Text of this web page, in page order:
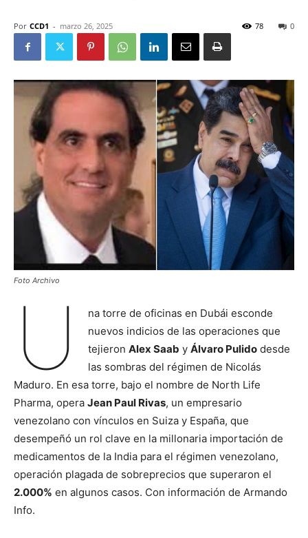
Por CCD1 - marzo 26, 2025 0
78
Foto Archivo
U
na torre de oficinas en Dubái esconde
nuevos indicios de las operaciones que
tejieron Alex Saab y Álvaro Pulidodesde
las sombras del régimen de Nicolás
Maduro. En esa torre, bajo el nombre de North Life
Pharma, opera Jean Paul Rivas, un empresario
venezolano con vínculos en Suiza y España, que
desempeñó un rol clave en la millonaria importación de
medicamentos de la India para el régimen venezolano,
operación plagada de sobreprecios que superaron el
2.000% en algunos casos. Con información de Armando
Info.